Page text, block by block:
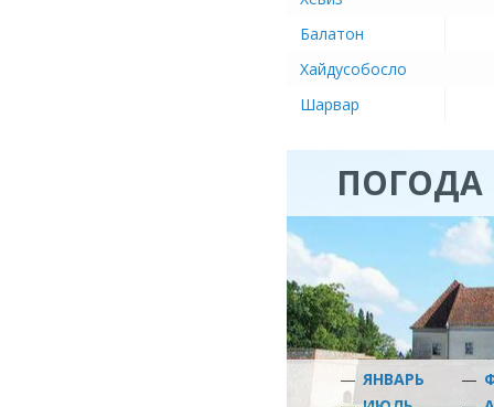
Балатон
Хайдусобосло
Шарвар
ПОГОДА
— ЯНВАРЬ —